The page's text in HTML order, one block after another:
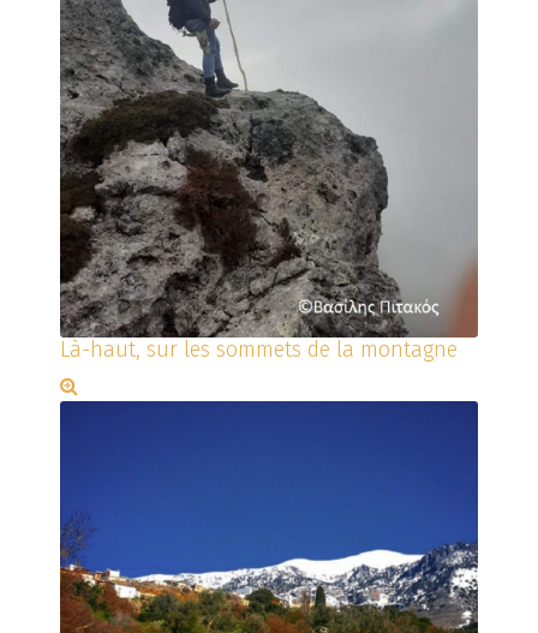
Là-haut, sur les sommets de la montagne